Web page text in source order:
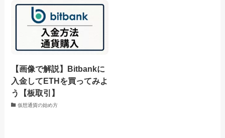
【画像で解説】Bitbankに
入金してETHを買ってみよ
う【板取引】
仮想通貨の始め方